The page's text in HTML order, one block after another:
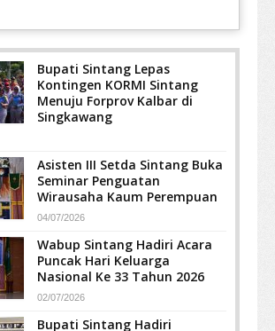
Bupati Sintang Lepas
Kontingen KORMI Sintang
Menuju Forprov Kalbar di
Singkawang
Asisten III Setda Sintang Buka
Seminar Penguatan
Wirausaha Kaum Perempuan
04/07/2026
Wabup Sintang Hadiri Acara
Puncak Hari Keluarga
Nasional Ke 33 Tahun 2026
02/07/2026
Bupati Sintang Hadiri